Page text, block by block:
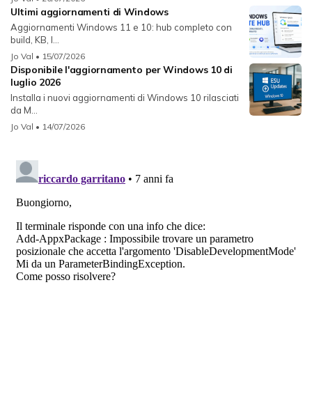
Ultimi aggiornamenti di Windows
Aggiornamenti Windows 11 e 10: hub completo con
build, KB, l...
Jo Val • 15/07/2026
Disponibile l'aggiornamento per Windows 10 di
luglio 2026
Installa i nuovi aggiornamenti di Windows 10 rilasciati
da M...
Jo Val • 14/07/2026